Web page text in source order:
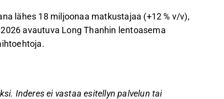
lähes 18 miljoonaa matkustajaa (+12 % v/v),
avautuva Long Thanhin lentoasema
Inderes ei vastaa esitellyn palvelun tai